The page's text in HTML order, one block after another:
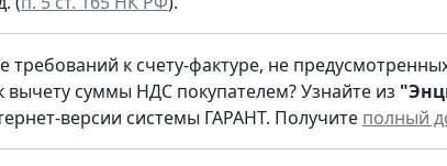
к счету-фактуре, не
вычету суммы НДС покупателем? Узнайте из
версии системы ГАРАНТ. Получите полный